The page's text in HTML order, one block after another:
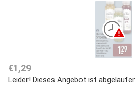
€1,29
Leider! Dieses Angebot ist